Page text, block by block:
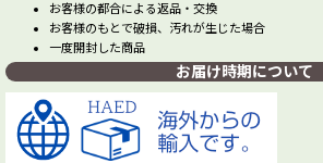
お客様の都合による返品・交換
お客様のもとで破損、汚れが生じた場合
一度開封した商品
お届け時期について